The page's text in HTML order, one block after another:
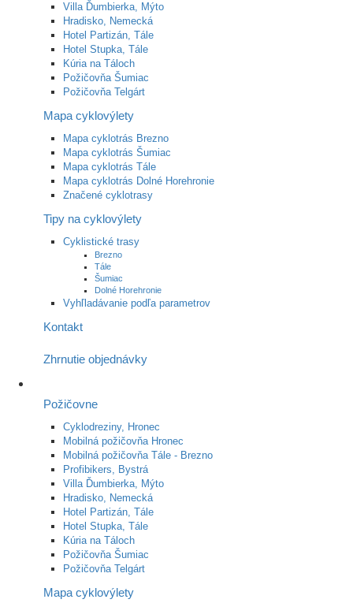
Villa Ďumbierka, Mýto
Hradisko, Nemecká
Hotel Partizán, Tále
Hotel Stupka, Tále
Kúria na Táloch
Požičovňa Šumiac
Požičovňa Telgárt
Mapa cyklovýlety
Mapa cyklotrás Brezno
Mapa cyklotrás Šumiac
Mapa cyklotrás Tále
Mapa cyklotrás Dolné Horehronie
Značené cyklotrasy
Tipy na cyklovýlety
Cyklistické trasy
Brezno
Tále
Šumiac
Dolné Horehronie
Vyhľladávanie podľa parametrov
Kontakt
Zhrnutie objednávky
Požičovne
Cyklodreziny, Hronec
Mobilná požičovňa Hronec
Mobilná požičovňa Tále - Brezno
Profibikers, Bystrá
Villa Ďumbierka, Mýto
Hradisko, Nemecká
Hotel Partizán, Tále
Hotel Stupka, Tále
Kúria na Táloch
Požičovňa Šumiac
Požičovňa Telgárt
Mapa cyklovýlety